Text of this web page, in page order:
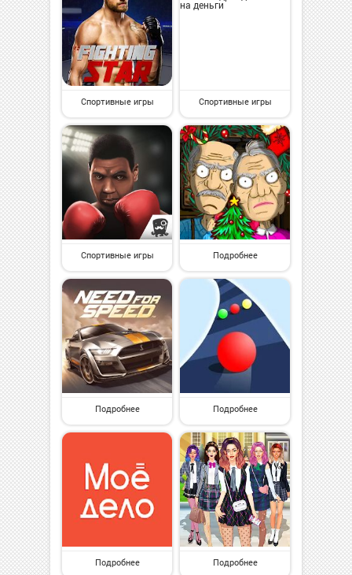
Спортивные игры Спортивные игры
Спортивные игры Подробнее
Подробнее Подробнее
Подробнее Подробнее